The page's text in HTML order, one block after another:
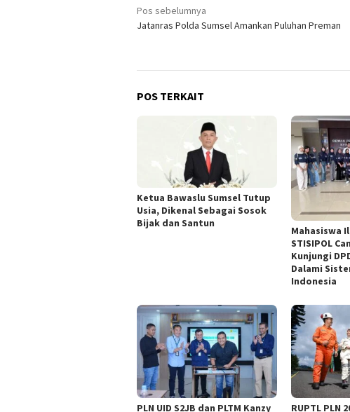
Navigasi
pos
Pos sebelumnya
Jatanras Polda Sumsel Amankan Puluhan Preman
POS TERKAIT
Ketua Bawaslu Sumsel Tutup
Usia, Dikenal Sebagai Sosok
Bijak dan Santun
Mahasiswa
STISIPOL
Kunjungi
Dalami
Indonesia
PLN UID S2JB dan PLTM Kanzy RUPTL PLN